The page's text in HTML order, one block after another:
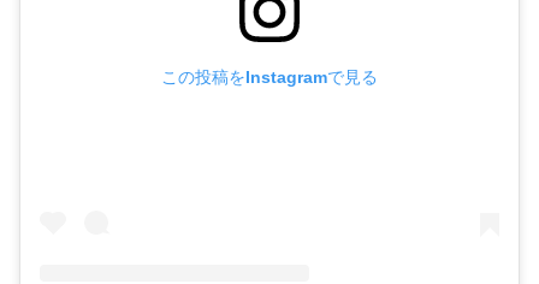
この投稿をInstagramで見る